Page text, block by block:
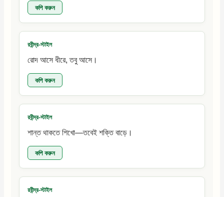
কপি করুন
রবীন্দ্র-স্টাইল
রোদ আসে ধীরে, তবু আসে।
কপি করুন
রবীন্দ্র-স্টাইল
শান্ত থাকতে শিখো—তবেই শক্তি বাড়ে।
কপি করুন
রবীন্দ্র-স্টাইল